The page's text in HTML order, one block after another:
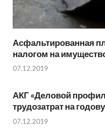
Асфальтированная
налогом на
07.12.2019
АКГ «Деловой
трудозатрат на
07.12.2019